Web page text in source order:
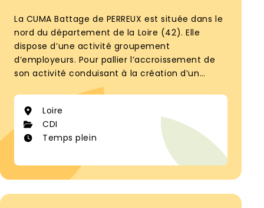
La CUMA Battage de PERREUX est située dans le
nord du département de la Loire (42). Elle
dispose d’une activité groupement
d’employeurs. Pour pallier l’accroissement de
son activité conduisant à la création d’un
second poste, nous proposons un poste de
Salarié agricole polyvalent.
Loire
CDI
Temps plein